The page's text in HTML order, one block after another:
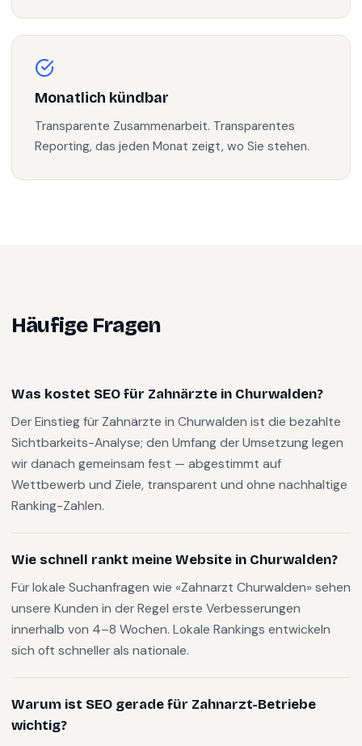
Monatlich kündbar
Transparente Zusammenarbeit. Transparentes
Reporting, das jeden Monat zeigt, wo Sie stehen.
Häufige Fragen
Was kostet SEO für Zahnärzte in Churwalden?
Der Einstieg für Zahnärzte in Churwalden ist die bezahlte
Sichtbarkeits-Analyse; den Umfang der Umsetzung legen
wir danach gemeinsam fest — abgestimmt auf
Wettbewerb und Ziele, transparent und ohne nachhaltige
Ranking-Zahlen.
Wie schnell rankt meine Website in Churwalden?
Für lokale Suchanfragen wie «Zahnarzt Churwalden» sehen
unsere Kunden in der Regel erste Verbesserungen
innerhalb von 4–8 Wochen. Lokale Rankings entwickeln
sich oft schneller als nationale.
Warum ist SEO gerade für Zahnarzt-Betriebe
wichtig?